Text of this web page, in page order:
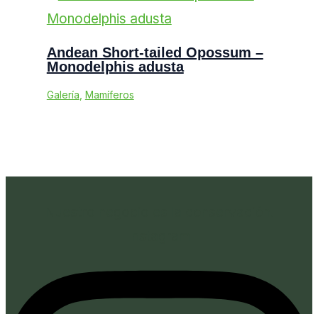
Andean Short-tailed Opossum –
Monodelphis adusta
Galería Mamíferos